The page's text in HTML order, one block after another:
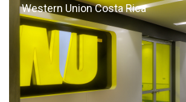
Western Union Costa Rica